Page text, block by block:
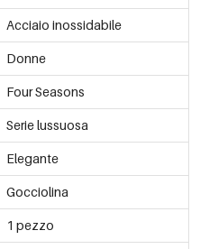
Acciaio inossidabile
Donne
Four Seasons
Serie lussuosa
Elegante
Gocciolina
1 pezzo